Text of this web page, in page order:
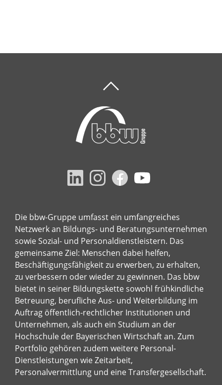
Die bbw-Gruppe umfasst ein umfangreiches
Netzwerk an Bildungs- und Beratungsunternehmen
sowie Sozial- und Personaldienstleistern. Das
gemeinsame Ziel: Menschen dabei helfen,
Beschäftigungsfähigkeit zu erwerben, zu erhalten,
zu verbessern oder wieder zu gewinnen. Das bbw
bietet in seiner Bildungskette sowohl frühkindliche
Betreuung, berufliche Aus- und Weiterbildung im
Auftrag öffentlich-rechtlicher Institutionen und
Unternehmen, als auch ein Studium an der
Hochschule der Bayerischen Wirtschaft an. Zum
Portfolio gehören zudem weitere Personal-
Dienstleistungen wie Zeitarbeit,
Personalvermittlung und eine Transfergesellschaft.